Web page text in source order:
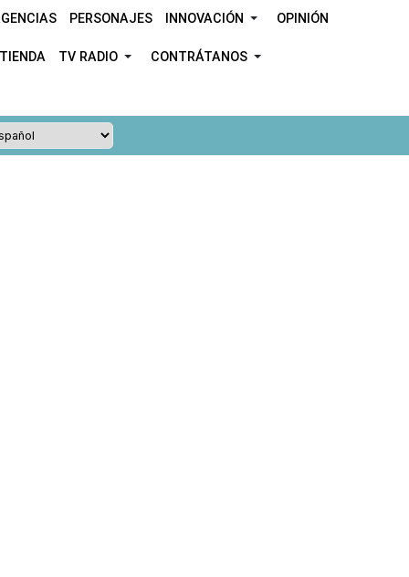
PERSONAJES INNOVACIÓN OPINIÓN
TIENDA TV RADIO CONTRÁTANOS